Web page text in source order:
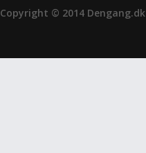
Copyright © 2014